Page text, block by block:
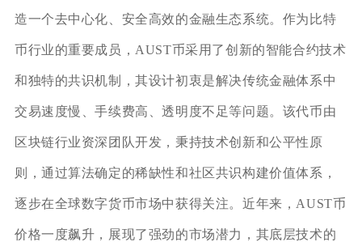
造一个去中心化、安全高效的金融生态系统。作为比特
币行业的重要成员，AUST币采用了创新的智能合约技术
和独特的共识机制，其设计初衷是解决传统金融体系中
交易速度慢、手续费高、透明度不足等问题。该代币由
区块链行业资深团队开发，秉持技术创新和公平性原
则，通过算法确定的稀缺性和社区共识构建价值体系，
逐步在全球数字货币市场中获得关注。近年来，AUST币
价格一度飙升，展现了强劲的市场潜力，其底层技术的